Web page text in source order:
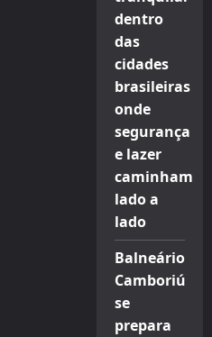
dentro
das
cidades
brasileiras
onde
segurança
e lazer
caminham
lado a
lado
Balneário
Camboriú
se
prepara